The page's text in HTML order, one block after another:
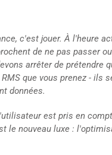
c'est jouer. À l'heure
de ne pas passer
arrêter de prétendre
que vous prenez - ils
données.
est pris en
le nouveau luxe :